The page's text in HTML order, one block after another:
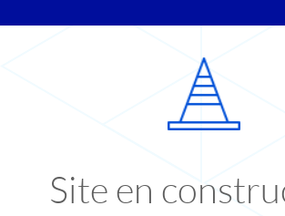
Site en